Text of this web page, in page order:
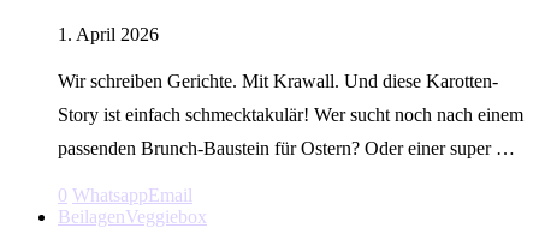
1. April 2026
Wir schreiben Gerichte. Mit Krawall. Und diese Karotten-
Story ist einfach schmecktakulär! Wer sucht noch nach einem
passenden Brunch-Baustein für Ostern? Oder einer super …
0 WhatsappEmail
BeilagenVeggiebox